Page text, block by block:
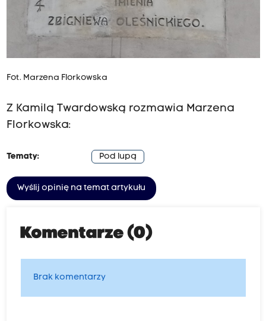
Fot. Marzena Florkowska
Z Kamilą Twardowską rozmawia Marzena
Florkowska:
Tematy: Pod lupą
Wyślij opinię na temat artykułu
Komentarze (0)
Brak komentarzy